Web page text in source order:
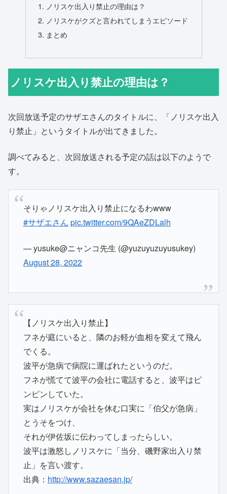
ノリスケ出入り禁止の理由は？
ノリスケがクズと言われてしまうエピソード
まとめ
ノリスケ出入り禁止の理由は？
次回放送予定のサザエさんのタイトルに、「ノリスケ出入
り禁止」というタイトルが出てきました。
調べてみると、次回放送される予定の話は以下のようで
す。
そりゃノリスケ出入り禁止になるわwww
#サザエさん pic.twitter.com/9QAeZDLalh
— yusuke@ニャンコ先生 (@yuzuyuzuyusukey)
August 28, 2022
【ノリスケ出入り禁止】
フネが庭にいると、隣のお軽が血相を変えて飛ん
でくる。
波平が急病で病院に運ばれたというのだ。
フネが慌てて波平の会社に電話すると、波平はピ
ンピンしていた。
実はノリスケが会社を休む口実に「伯父が急病」
とうそをつけ、
それが伊佐坂に伝わってしまったらしい。
波平は激怒しノリスケに「当分、磯野家出入り禁
止」を言い渡す。
出典： http://www.sazaesan.jp/